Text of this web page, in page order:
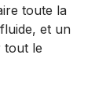
toute la
et un
tout le